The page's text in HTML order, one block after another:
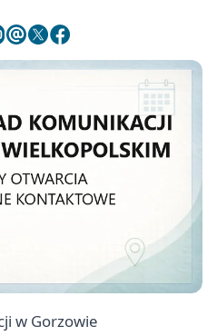
w Gorzowie